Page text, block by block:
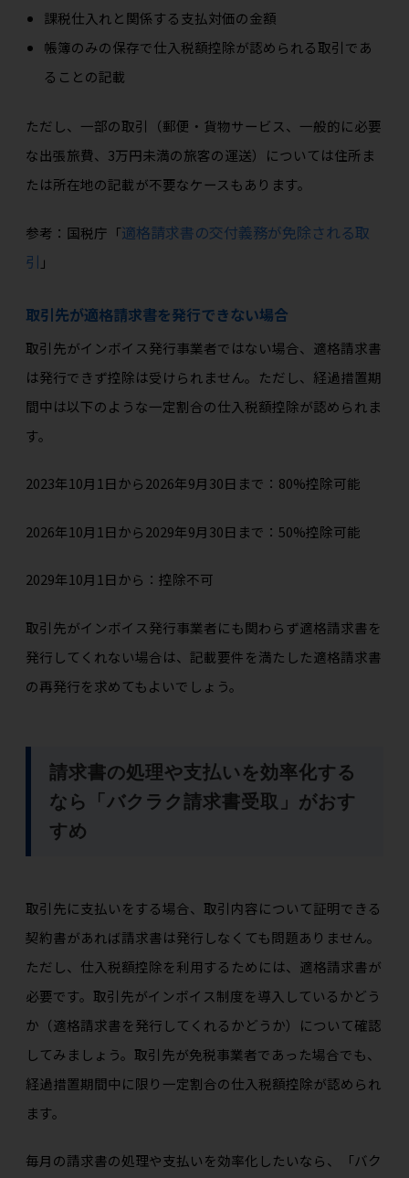
課税仕入れと関係する支払対価の金額
帳簿のみの保存で仕入税額控除が認められる取引であ
ることの記載
ただし、一部の取引（郵便・貨物サービス、一般的に必要
な出張旅費、3万円未満の旅客の運送）については住所ま
たは所在地の記載が不要なケースもあります。
参考：国税庁「適格請求書の交付義務が免除される取
引 」
取引先が適格請求書を発行できない場合
取引先がインボイス発行事業者ではない場合、適格請求書
は発行できず控除は受けられません。ただし、経過措置期
間中は以下のような一定割合の仕入税額控除が認められま
す。
2023年10月1日から2026年9月30日まで：80%控除可能
2026年10月1日から2029年9月30日まで：50%控除可能
2029年10月1日から：控除不可
取引先がインボイス発行事業者にも関わらず適格請求書を
発行してくれない場合は、記載要件を満たした適格請求書
の再発行を求めてもよいでしょう。
請求書の処理や支払いを効率化する
なら「バクラク請求書受取」がおす
すめ
取引先に支払いをする場合、取引内容について証明できる
契約書があれば請求書は発行しなくても問題ありません。
ただし、仕入税額控除を利用するためには、適格請求書が
必要です。取引先がインボイス制度を導入しているかどう
か（適格請求書を発行してくれるかどうか）について確認
してみましょう。取引先が免税事業者であった場合でも、
経過措置期間中に限り一定割合の仕入税額控除が認められ
ます。
毎月の請求書の処理や支払いを効率化したいなら、「バク